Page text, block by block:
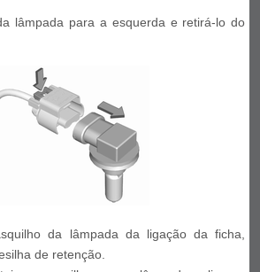
lâmpada para a esquerda e retirá-lo do
da lâmpada da ligação da ficha,
de retenção.